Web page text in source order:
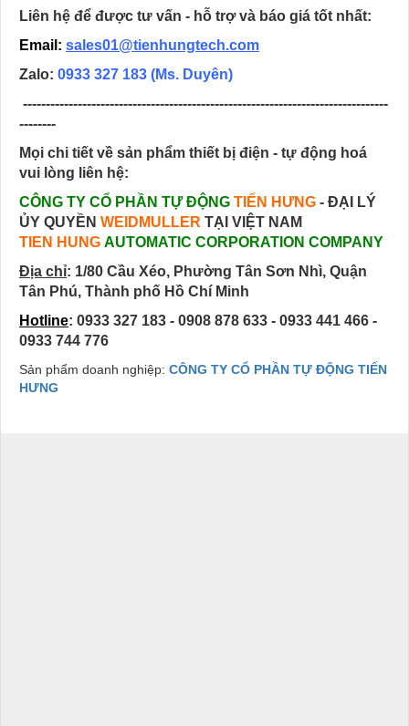
Liên hệ để được tư vấn - hỗ trợ và báo giá tốt nhất:
Email: sales01@tienhungtech.com
Zalo: 0933 327 183 (Ms. Duyên)
--------------------------------------------------------------------------------
--------
Mọi chi tiết về sản phẩm thiết bị điện - tự động hoá
vui lòng liên hệ:
CÔNG TY CỔ PHẦN TỰ ĐỘNG TIẾN HƯNG - ĐẠI LÝ
ỦY QUYỀN WEIDMULLER TẠI VIỆT NAM
TIEN HUNG AUTOMATIC CORPORATION COMPANY
Địa chỉ: 1/80 Cầu Xéo, Phường Tân Sơn Nhì, Quận
Tân Phú, Thành phố Hồ Chí Minh
Hotline: 0933 327 183 - 0908 878 633 - 0933 441 466 -
0933 744 776
Sản phẩm doanh nghiệp: CÔNG TY CỔ PHẦN TỰ ĐỘNG TIẾN
HƯNG